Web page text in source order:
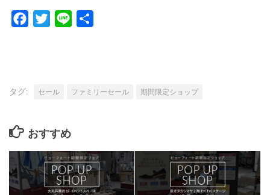
Facebook
TwitterLine
タグ: セール ファミリーセール 期間限定ショップ
おすすめ